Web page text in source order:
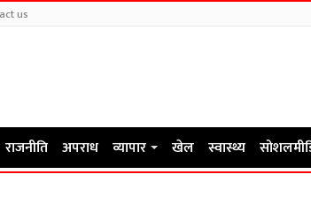
us
राजनीति अपराध व्यापार खेल स्वास्थ्य